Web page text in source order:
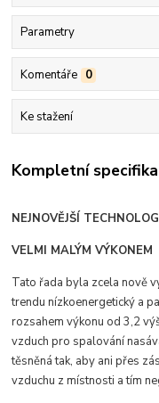
Parametry
Komentáře 0
Ke stažení
Kompletní
NEJNOVĚJŠÍ
VELMI MALÝM VÝKONEM
Tato řada byla zcela nově
trendu nízkoenergetický a
rozsahem výkonu od 3,2
vzduch pro spalování
těsněná tak, aby ani přes
vzduchu z místnosti a tím